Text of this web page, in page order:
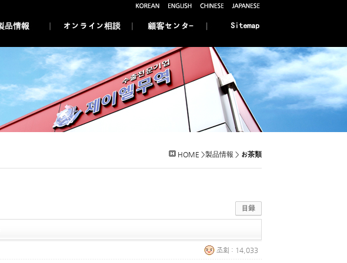
HOME >製品情報 > お茶類
조회 : 14,033